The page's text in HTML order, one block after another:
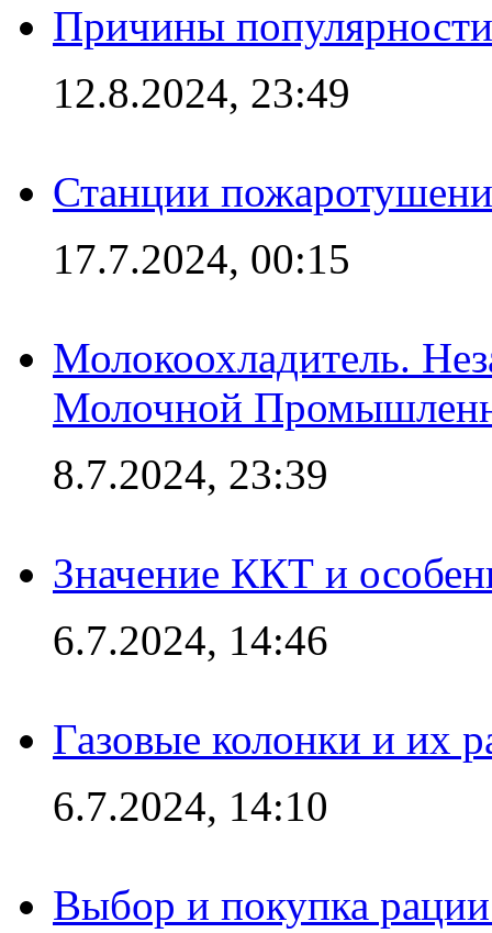
Причины
12.8.2024, 23:49
Станции
17.7.2024, 00:15
Молокоохладитель.
Молочной
8.7.2024, 23:39
Значение ККТ и
6.7.2024, 14:46
Газовые колонки и их
6.7.2024, 14:10
Выбор и покупка